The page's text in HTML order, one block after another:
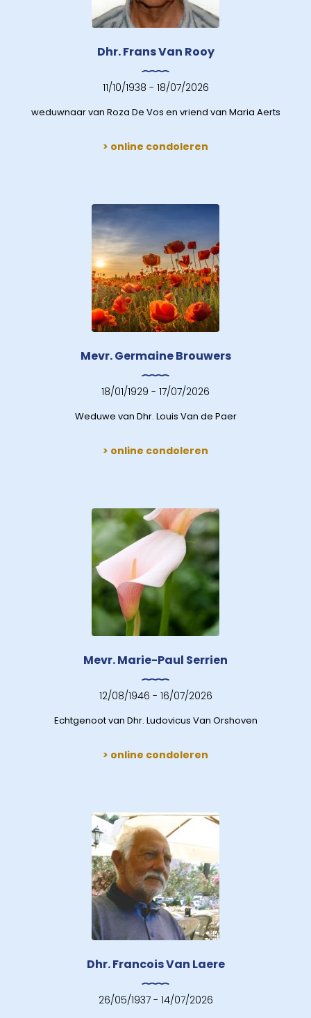
Dhr. Frans Van Rooy
11/10/1938 - 18/07/2026
weduwnaar van Roza De Vos en vriend van Maria Aerts
> online condoleren
Mevr. Germaine Brouwers
18/01/1929 - 17/07/2026
Weduwe van Dhr. Louis Van de Paer
> online condoleren
Mevr. Marie-Paul Serrien
12/08/1946 - 16/07/2026
Echtgenoot van Dhr. Ludovicus Van Orshoven
> online condoleren
Dhr. Francois Van Laere
26/05/1937 - 14/07/2026